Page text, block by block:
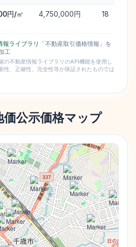
ング（中古マンション・2025年）
円/㎡ 4,750,000円 18
報ライブラリ
「不動産取引価格情報」を
工
の不動産情報ライブラリのAPI機能を使用し
性、正確性、完全性等が保証されたものでは
価公示価格マップ